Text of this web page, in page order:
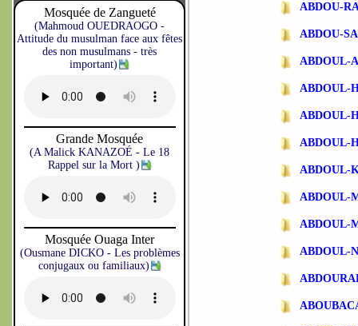
Mosquée de Zangueté
(Mahmoud OUEDRAOGO -
Attitude du musulman face aux fêtes
des non musulmans - très
important)
Grande Mosquée
(A Malick KANAZOÉ - Le 18
Rappel sur la Mort )
Mosquée Ouaga Inter
(Ousmane DICKO - Les problèmes
conjugaux ou familiaux)
ABDOU-
ABDOU-
ABDOUL-
ABDOUL-
ABDOUL-
ABDOUL-
ABDOUL-
ABDOUL-
ABDOUL-
ABDOUL-